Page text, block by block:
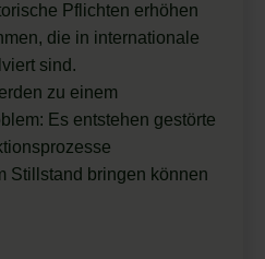
Pflichten erhöhen
die in internationale
sind.
zu einem
Es entstehen gestörte
Stillstand bringen können